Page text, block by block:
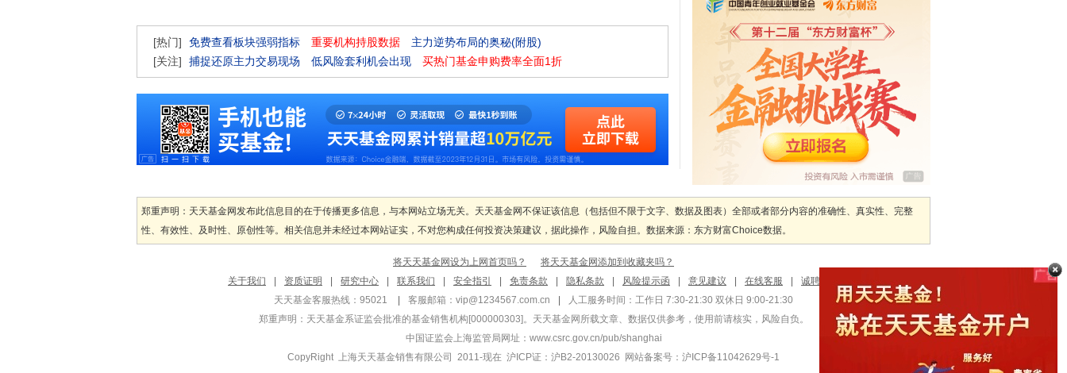
[热门] 免费查看板块强弱指标 重要机构持股数据
主力逆势布局的奥秘(附股)
[关注]
捕捉还原主力交易现场 低风险套利机会出现 买热门基金申购费率全面1折
郑重声明：天天基金网发布此信息目的在于传播更多信息，与本网站立场无关。天天基金网不保证该信息（包括但不限于文字、数据及图表）全部或者部分内容的准确性、真实性、完整
性、有效性、及时性、原创性等。相关信息并未经过本网站证实，不对您构成任何投资决策建议，据此操作，风险自担。数据来源：东方财富Choice数据。
将天天基金网设为上网首页吗？
将天天基金网添加到收藏夹吗？
关于我们
资质证明 研究中心 联系我们 安全指引 免责条款 隐私条款 风险提示函 意见建议 在线客服
诚聘英才
天天基金客服热线：95021
客服邮箱： vip@1234567.com.cn
人工服务时间：工作日 7:30-21:30 双休日 9:00-21:30
郑重声明： 天天基金系证监会批准的基金销售机构[000000303]。天天基金网所载文章、数据仅供参考，使用前请核实，风险自负。
中国证监会上海监管局网址： www.csrc.gov.cn/pub/shanghai
CopyRight 上海天天基金销售有限公司 2011-现在 沪ICP证：沪B2-20130026
网站备案号：沪ICP备11042629号-1